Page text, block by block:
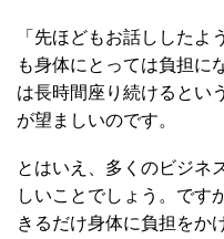
「先ほどもお話ししたよ
も身体にとっては負担に
は長時間座り続けるとい
が望ましいのです。
とはいえ、多くのビジネ
しいことでしょう。です
きるだけ身体に負担をか